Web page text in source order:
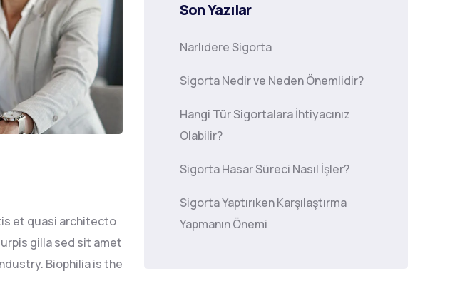
et quasi architecto
gilla sed sit amet
Biophilia is the
Son Yazılar
Narlıdere Sigorta
Sigorta Nedir ve Neden Önemlidir?
Hangi Tür Sigortalara İhtiyacınız
Olabilir?
Sigorta Hasar Süreci Nasıl İşler?
Sigorta Yaptırıken Karşılaştırma
Yapmanın Önemi